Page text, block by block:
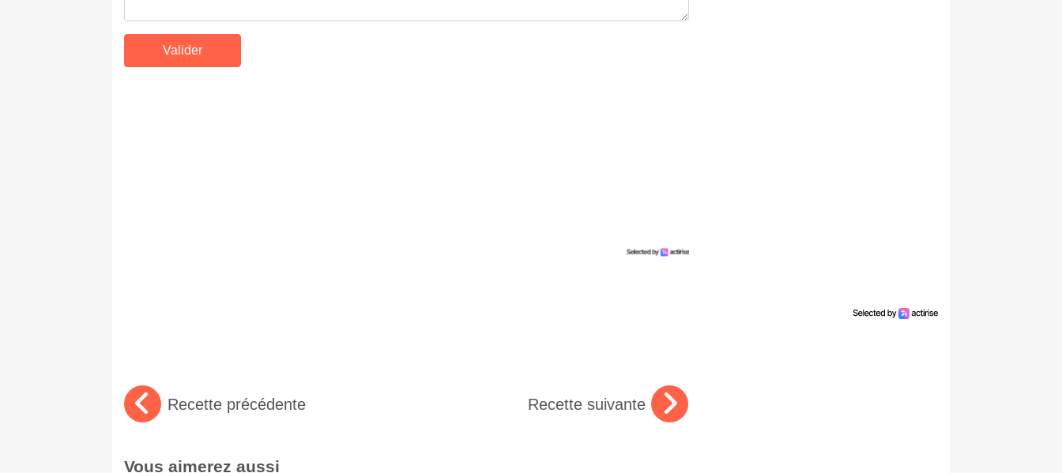
Recette précédente Recette suivante
Vous aimerez aussi